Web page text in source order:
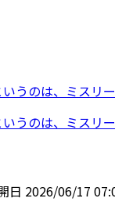
うのは、ミスリ
うのは、ミスリ
日 2026/06/17